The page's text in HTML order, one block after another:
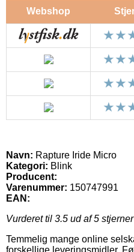
Webshop
Navn: Rapture Iride Micro
Kategori: Blink
Producent:
Varenummer: 150747991
EAN:
Vurderet til 3.5 ud af 5
Temmelig mange online
forskellige leveringsmidler.